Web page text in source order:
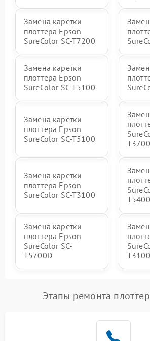
Замена каретки
плоттера Epson
SureColor SC-T7200
Замена каретки
плоттера Epson
SureColor SC-T5100
Замена каретки
плоттера Epson
SureColor SC-T5100
Замена каретки
плоттера Epson
SureColor SC-T3100
Замена каретки
плоттера Epson
SureColor SC-
T5700D
Этапы ремонта